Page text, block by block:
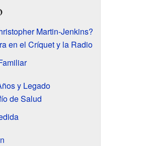
Martin-Jenkins?
en el Críquet y la Radio
y Legado
de Salud